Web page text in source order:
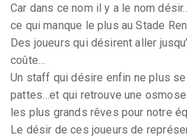
Car dans ce nom il y a le nom
ce qui manque le plus au Stade
Des joueurs qui désirent aller
coûte…
Un staff qui désire enfin ne plus
pattes…et qui retrouve une
les plus grands rêves pour notre
Le désir de ces joueurs de